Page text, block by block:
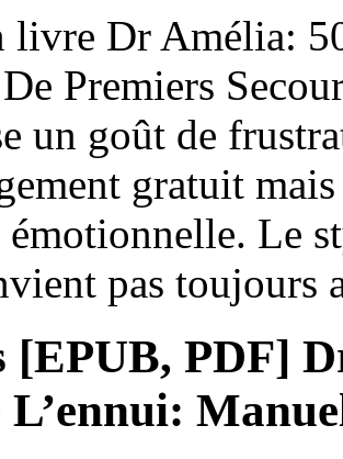
livre Dr Amélia:
Premiers
un goût de
gratuit
Le
pas toujours
[EPUB, PDF]